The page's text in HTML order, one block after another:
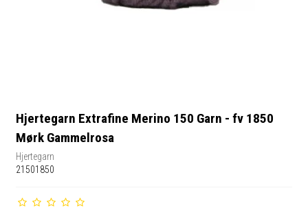
Hjertegarn Extrafine Merino 150 Garn - fv 1850
Mørk Gammelrosa
Hjertegarn
21501850